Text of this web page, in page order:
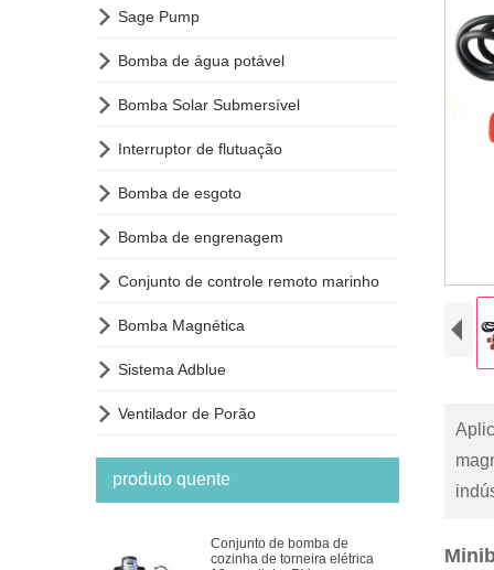
 Sage Pump
 Bomba de água potável
 Bomba Solar Submersível
 Interruptor de flutuação
 Bomba de esgoto
 Bomba de engrenagem
 Conjunto de controle remoto marinho
 Bomba Magnética
 Sistema Adblue
 Ventilador de Porão
produto quente
Conjunto de bomba de
cozinha de torneira elétrica